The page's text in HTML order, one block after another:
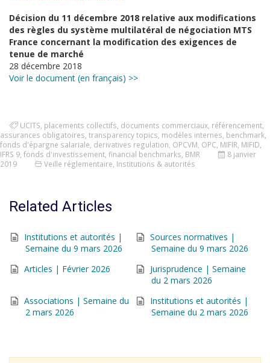
Décision du 11 décembre 2018 relative aux modifications
des règles du système multilatéral de négociation MTS
France concernant la modification des exigences de
tenue de marché
28 décembre 2018
Voir le document (en français) >>
UCITS placements collectifs documents commerciaux référencement
assurances obligatoires transparency topics modèles internes benchmark
fonds d'épargne salariale derivatives regulation OPCVM OPC MIFIR MIFID
IFRS 9 fonds d'investissement financial benchmarks BMR
8 janvier
2019
Veille réglementaire Institutions & autorités
Related Articles
Institutions et autorités |
Semaine du 9 mars 2026
Sources normatives |
Semaine du 9 mars 2026
Articles | Février 2026
Jurisprudence | Semaine
du 2 mars 2026
Associations | Semaine du
2 mars 2026
Institutions et autorités |
Semaine du 2 mars 2026